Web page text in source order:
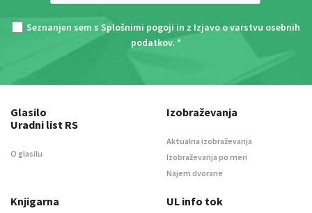
Seznanjen sem s Splošnimi pogoji in z Izjavo o varstvu osebnih
podatkov. *
Glasilo
Uradni list RS
O glasilu
Izobraževanja
Aktualna izobraževanja
Izobraževanja po meri
Najem dvorane
Knjigarna UL info tok